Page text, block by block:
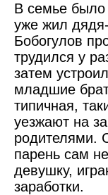
В семье было
уже жил
Бобогулов
трудился у
затем
младшие
типичная,
уезжают на
родителями.
парень сам
девушку,
заработки.